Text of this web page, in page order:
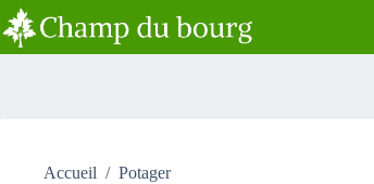
Passer
au
contenu
Accueil / Potager